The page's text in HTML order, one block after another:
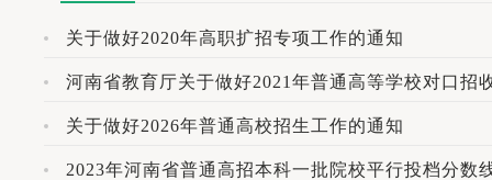
关于做好2020年高职扩招专项工作的通知
河南省教育厅关于做好2021年普通高等学校对口招
关于做好2026年普通高校招生工作的通知
2023年河南省普通高招本科一批院校平行投档分数